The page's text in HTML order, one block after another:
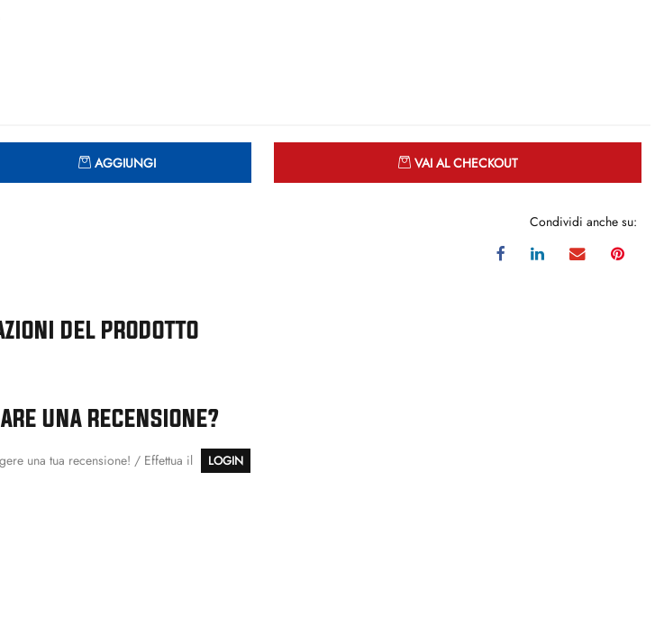
AGGIUNGI VAI AL CHECKOUT
Condividi anche su:
DEL PRODOTTO
UNA RECENSIONE?
una tua recensione! / Effettua il LOGIN